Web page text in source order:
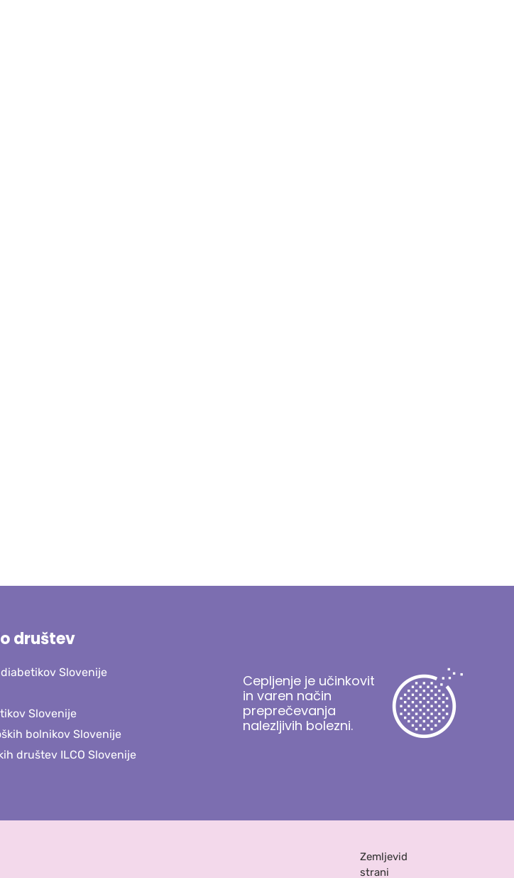
društev
Slovenije
Slovenije
bolnikov Slovenije
društev ILCO Slovenije
Cepljenje je učinkovit
in varen način
preprečevanja
nalezljivih bolezni.
Zemljevid
strani